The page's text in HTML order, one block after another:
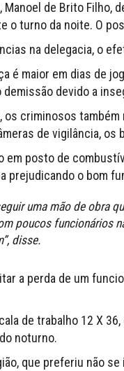
de Brito Filho,
o turno da noite. O
na delegacia, o
é maior em dias de
devido a
criminosos
de vigilância, os
em posto de
prejudicando o bom
uma mão de obra
poucos funcionários
disse.
a perda de um
de trabalho 12 X
noturno.
que preferiu não